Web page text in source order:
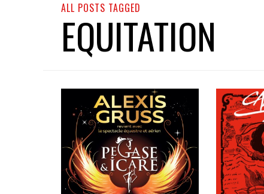
ALL POSTS TAGGED
EQUITATION